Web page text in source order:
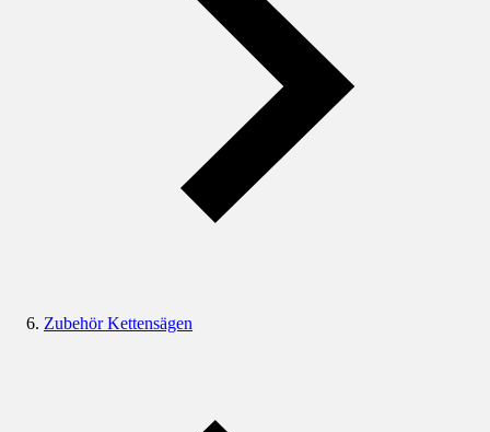
Zubehör Kettensägen